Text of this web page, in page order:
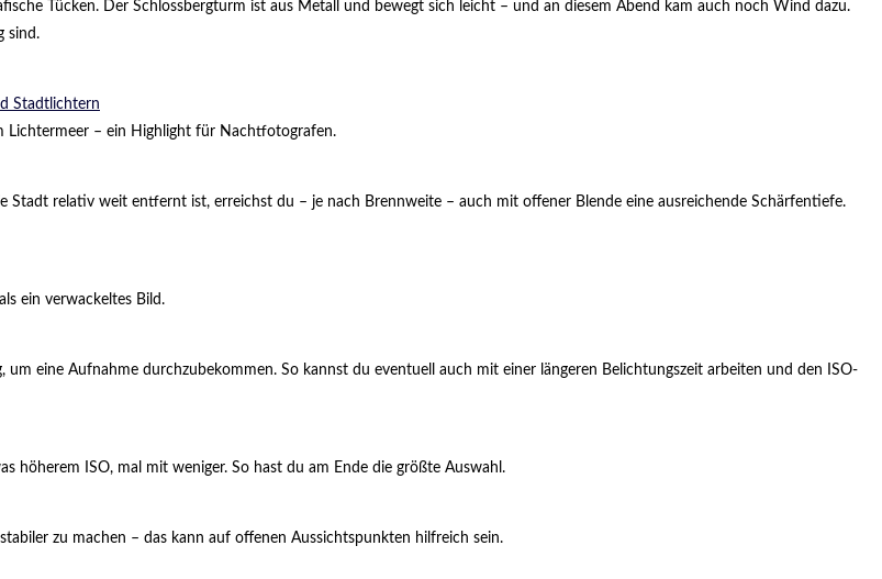
Tücken. Der Schlossbergturm ist aus Metall und bewegt sich leicht – und an diesem Abend kam auch noch Wind dazu.
sind.
Lichtermeer – ein Highlight für Nachtfotografen.
Stadt relativ weit entfernt ist, erreichst du – je nach Brennweite – auch mit offener Blende eine ausreichende Schärfentiefe.
ein verwackeltes Bild.
eine Aufnahme durchzubekommen. So kannst du eventuell auch mit einer längeren Belichtungszeit arbeiten und den ISO-
höherem ISO, mal mit weniger. So hast du am Ende die größte Auswahl.
zu machen – das kann auf offenen Aussichtspunkten hilfreich sein.